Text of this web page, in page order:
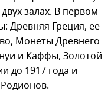
залах. В первом
Древняя Греция, ее
Монеты Древнего
и Каффы, Золотой
до 1917 года и